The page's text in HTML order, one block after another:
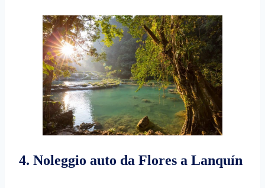
4. Noleggio auto da Flores a Lanquín